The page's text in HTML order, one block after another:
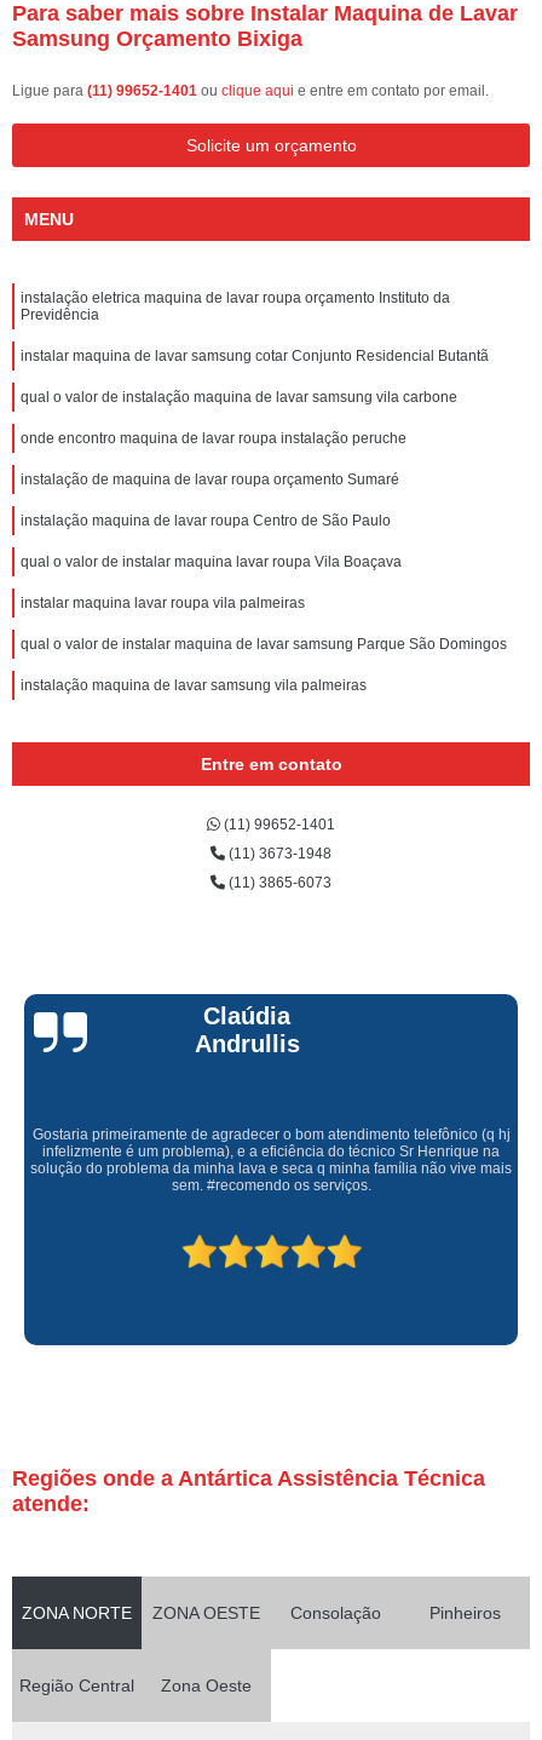
Para saber mais sobre Instalar Maquina de Lavar
Samsung Orçamento Bixiga
Ligue para (11) 99652-1401 ou clique aqui e entre em contato por email.
Solicite um orçamento
MENU
instalação eletrica maquina de lavar roupa orçamento Instituto da
Previdência
instalar maquina de lavar samsung cotar Conjunto Residencial Butantã
qual o valor de instalação maquina de lavar samsung vila carbone
onde encontro maquina de lavar roupa instalação peruche
instalação de maquina de lavar roupa orçamento Sumaré
instalação maquina de lavar roupa Centro de São Paulo
qual o valor de instalar maquina lavar roupa Vila Boaçava
instalar maquina lavar roupa vila palmeiras
qual o valor de instalar maquina de lavar samsung Parque São Domingos
instalação maquina de lavar samsung vila palmeiras
Entre em contato
(11) 99652-1401
(11) 3673-1948
(11) 3865-6073
Claúdia
Andrullis
Gostaria primeiramente de agradecer o bom atendimento telefônico (q hj
infelizmente é um problema), e a eficiência do técnico Sr Henrique na
solução do problema da minha lava e seca q minha família não vive mais
sem. #recomendo os serviços.
Regiões onde a Antártica Assistência Técnica
atende:
ZONA NORTE ZONA OESTE Consolação Pinheiros
Região Central Zona Oeste